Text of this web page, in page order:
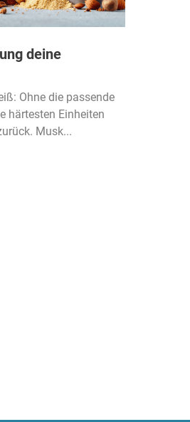
deine
Ohne die passende
härtesten Einheiten
Musk...